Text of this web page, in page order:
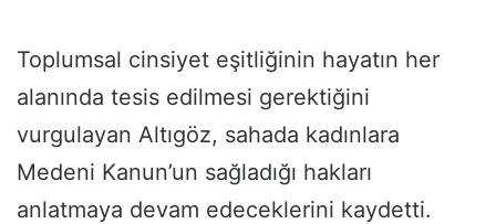
Toplumsal cinsiyet eşitliğinin hayatın her
alanında tesis edilmesi gerektiğini
vurgulayan Altıgöz, sahada kadınlara
Medeni Kanun’un sağladığı hakları
anlatmaya devam edeceklerini kaydetti.